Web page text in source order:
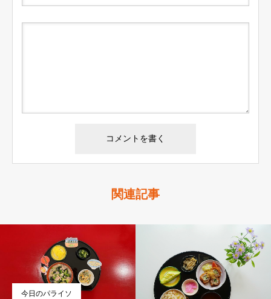
関連記事
今日のパライソ